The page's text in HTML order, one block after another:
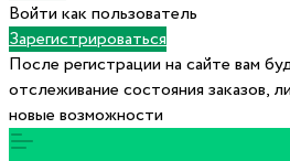
Войти как пользователь
Зарегистрироваться
После регистрации на сайте вам
отслеживание состояния заказов,
новые возможности